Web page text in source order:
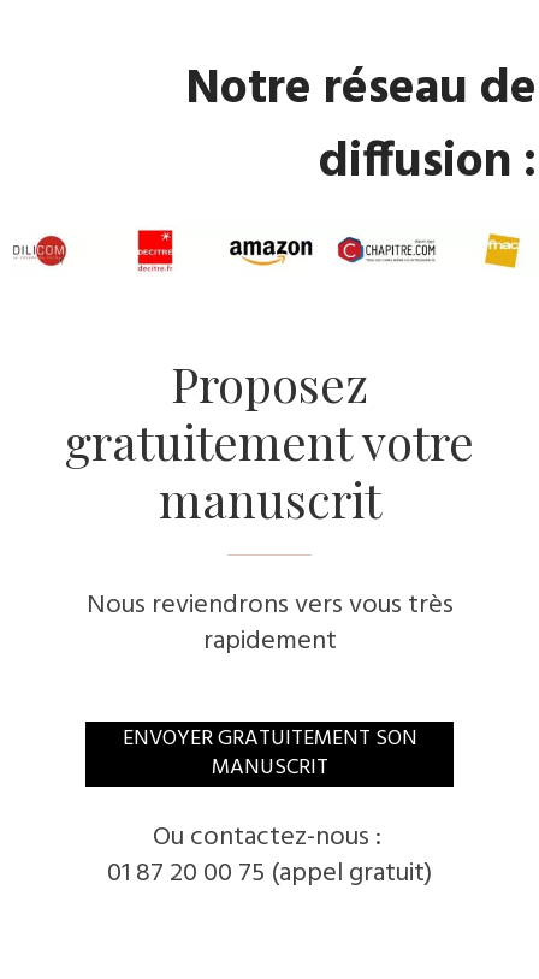
​Notre réseau de
diffusion :
​Proposez
gratuitement votre
manuscrit
Nous reviendrons vers vous très
rapidement
​ENVOYER GRATUITEMENT SON
MANUSCRIT
​Ou contactez-nous :
01 87 20 00 75 (appel gratuit)